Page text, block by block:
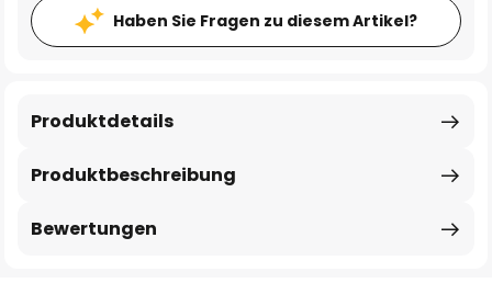
Haben Sie Fragen zu diesem Artikel?
Produktbeschreibung
Produktdetails
Bewertungen